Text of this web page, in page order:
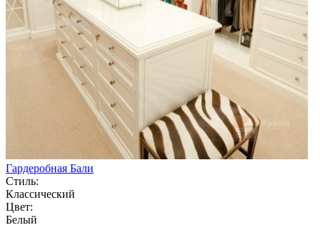
Гардеробная Бали
Стиль:
Классический
Цвет:
Белый